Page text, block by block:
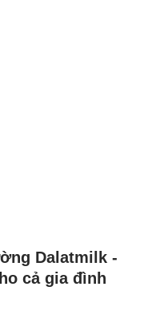
Dalatmilk -
cả gia đình